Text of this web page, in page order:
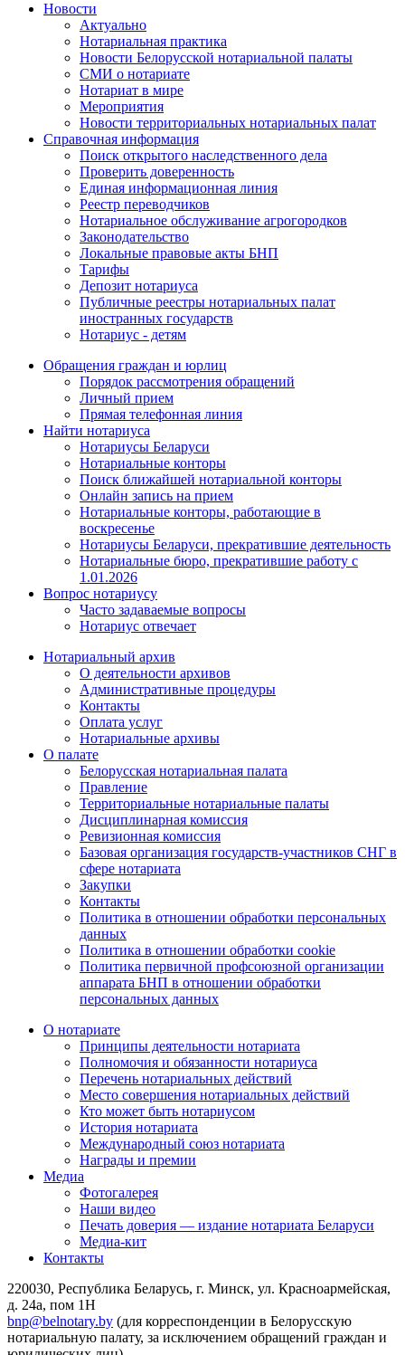
Новости
Актуально
Нотариальная практика
Новости Белорусской нотариальной палаты
СМИ о нотариате
Нотариат в мире
Мероприятия
Новости территориальных нотариальных палат
Справочная информация
Поиск открытого наследственного дела
Проверить доверенность
Единая информационная линия
Реестр переводчиков
Нотариальное обслуживание агрогородков
Законодательство
Локальные правовые акты БНП
Тарифы
Депозит нотариуса
Публичные реестры нотариальных палат
иностранных государств
Нотариус - детям
Обращения граждан и юрлиц
Порядок рассмотрения обращений
Личный прием
Прямая телефонная линия
Найти нотариуса
Нотариусы Беларуси
Нотариальные конторы
Поиск ближайшей нотариальной конторы
Онлайн запись на прием
Нотариальные конторы, работающие в
воскресенье
Нотариусы Беларуси, прекратившие деятельность
Нотариальные бюро, прекратившие работу с
1.01.2026
Вопрос нотариусу
Часто задаваемые вопросы
Нотариус отвечает
Нотариальный архив
О деятельности архивов
Административные процедуры
Контакты
Оплата услуг
Нотариальные архивы
О палате
Белорусская нотариальная палата
Правление
Территориальные нотариальные палаты
Дисциплинарная комиссия
Ревизионная комиссия
Базовая организация государств-участников СНГ в
сфере нотариата
Закупки
Контакты
Политика в отношении обработки персональных
данных
Политика в отношении обработки cookie
Политика первичной профсоюзной организации
аппарата БНП в отношении обработки
персональных данных
О нотариате
Принципы деятельности нотариата
Полномочия и обязанности нотариуса
Перечень нотариальных действий
Место совершения нотариальных действий
Кто может быть нотариусом
История нотариата
Международный союз нотариата
Награды и премии
Медиа
Фотогалерея
Наши видео
Печать доверия — издание нотариата Беларуси
Медиа-кит
Контакты
220030, Республика Беларусь, г. Минск, ул. Красноармейская,
д. 24а, пом 1Н
bnp@belnotary.by (для корреспонденции в Белорусскую
нотариальную палату, за исключением обращений граждан и